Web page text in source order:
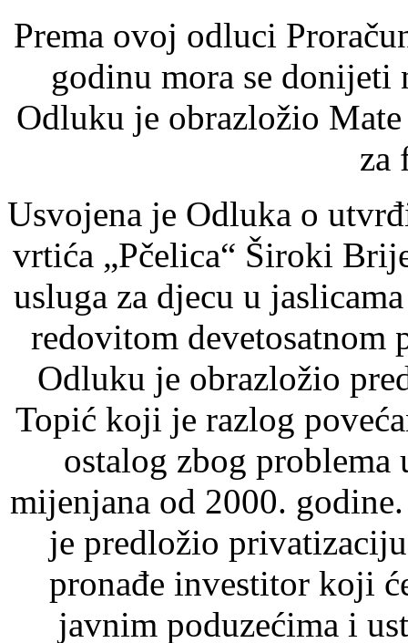
Prema ovoj odluci
godinu mora se donijeti
Odluku je obrazložio
za
Usvojena je Odluka o
vrtića „Pčelica“ Široki
usluga za djecu u
redovitom devetosatnom
Odluku je obrazložio
Topić koji je razlog
ostalog zbog
mijenjana od 2000.
je predložio
pronađe investitor koji
javnim poduzećima i